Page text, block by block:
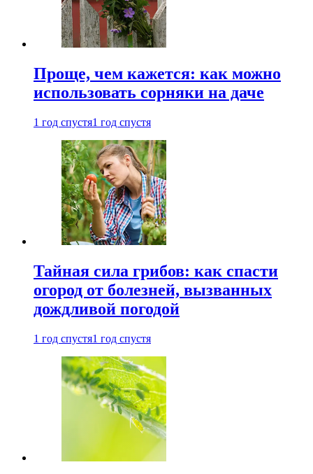
Проще, чем кажется: как можно
использовать сорняки на даче
1 год спустя1 год спустя
Тайная сила грибов: как спасти
огород от болезней, вызванных
дождливой погодой
1 год спустя1 год спустя